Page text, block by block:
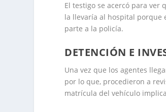
El testigo se acercó para
la llevaría al hospital porque
parte a la policía.
DETENCIÓN E
Una vez que los agentes
por lo que, procedieron a
matrícula del vehículo